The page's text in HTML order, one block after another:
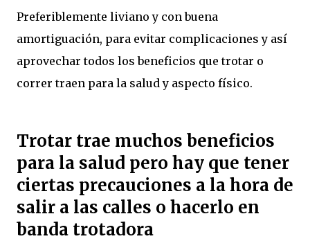
Preferiblemente liviano y con buena
amortiguación, para evitar complicaciones y así
aprovechar todos los beneficios que trotar o
correr traen para la salud y aspecto físico.
Trotar trae muchos beneficios
para la salud pero hay que tener
ciertas precauciones a la hora de
salir a las calles o hacerlo en
banda trotadora